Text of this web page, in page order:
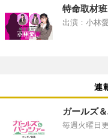
特命取材
出演：小林
連
ガールズ
毎週火曜日